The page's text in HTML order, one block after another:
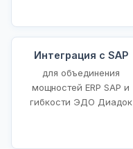
Интеграция с SAP
для объединения
мощностей ERP SAP и
гибкости ЭДО Диадок